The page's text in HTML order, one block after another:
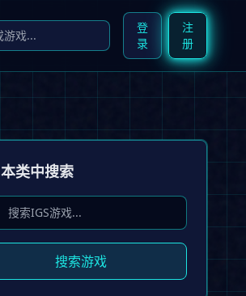
登
录
注
册
本类中搜索
搜索游戏